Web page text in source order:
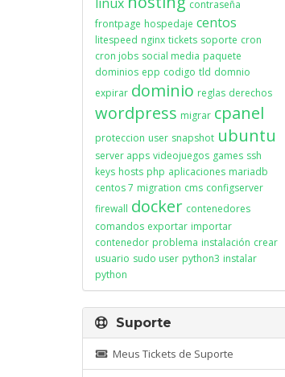
contraseña
frontpage hospedaje centos
litespeed nginx tickets soporte cron
cron jobs social media paquete
dominios epp codigo tld domnio
expirar dominio reglas derechos
wordpress migrar cpanel
proteccion user snapshot ubuntu
server apps videojuegos games ssh
keys hosts php aplicaciones mariadb
centos 7 migration cms configserver
firewall docker contenedores
comandos exportar importar
contenedor problema instalación crear
usuario sudo user python3 instalar
python
Suporte
Meus Tickets de Suporte